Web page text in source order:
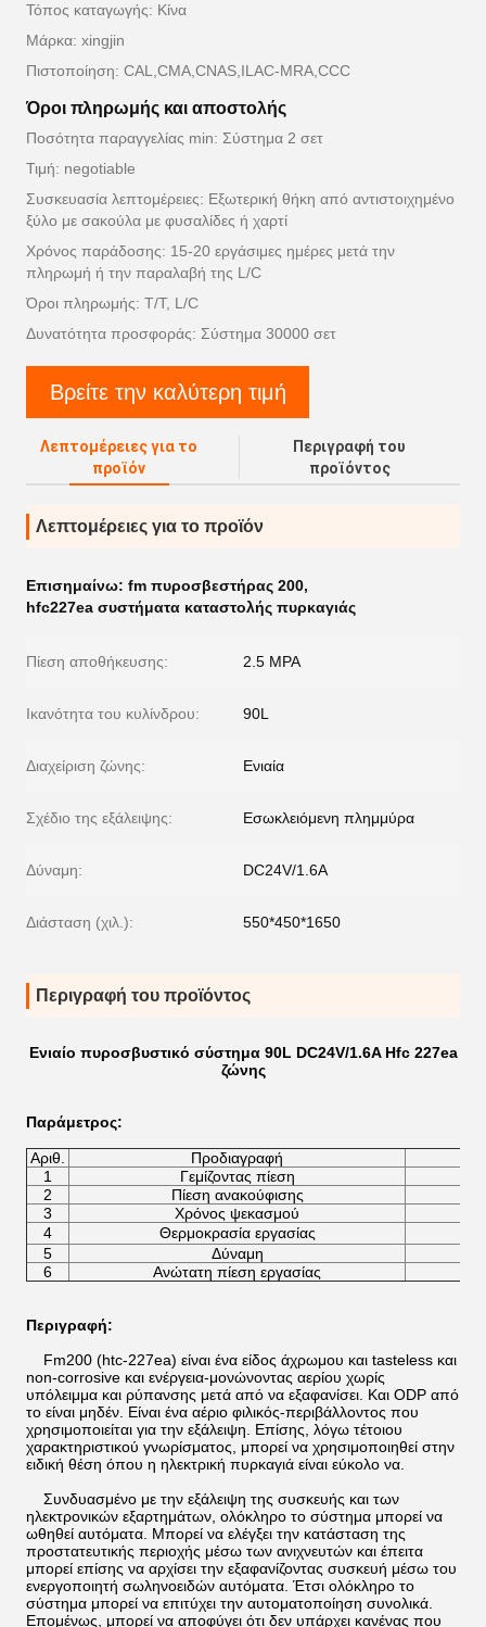
Τόπος καταγωγής: Κίνα
Μάρκα: xingjin
Πιστοποίηση: CAL,CMA,CNAS,ILAC-MRA,CCC
Όροι πληρωμής και αποστολής
Ποσότητα παραγγελίας min: Σύστημα 2 σετ
Τιμή: negotiable
Συσκευασία λεπτομέρειες: Εξωτερική θήκη από αντιστοιχημένο
ξύλο με σακούλα με φυσαλίδες ή χαρτί
Χρόνος παράδοσης: 15-20 εργάσιμες ημέρες μετά την
πληρωμή ή την παραλαβή της L/C
Όροι πληρωμής: T/T, L/C
Δυνατότητα προσφοράς: Σύστημα 30000 σετ
Βρείτε την καλύτερη τιμή
Λεπτομέρειες για το
προϊόν
Περιγραφή του
προϊόντος
Λεπτομέρειες για το προϊόν
Επισημαίνω: fm πυροσβεστήρας 200,
hfc227ea συστήματα καταστολής πυρκαγιάς
Πίεση αποθήκευσης: 2.5 MPA
Ικανότητα του κυλίνδρου: 90L
Διαχείριση ζώνης: Ενιαία
Σχέδιο της εξάλειψης: Εσωκλειόμενη πλημμύρα
Δύναμη: DC24V/1.6A
Διάσταση (χιλ.): 550*450*1650
Περιγραφή του προϊόντος
Ενιαίο πυροσβυστικό σύστημα 90L DC24V/1.6A Hfc 227ea
ζώνης
Παράμετρος:
Αριθ.
Προδιαγραφή
1
Γεμίζοντας πίεση
2
Πίεση ανακούφισης
3
Χρόνος ψεκασμού
4
Θερμοκρασία εργασίας
5
Δύναμη
6
Ανώτατη πίεση εργασίας
Περιγραφή:
Fm200 (htc-227ea) είναι ένα είδος άχρωμου και tasteless και
non-corrosive και ενέργεια-μονώνοντας αερίου χωρίς
υπόλειμμα και ρύπανσης μετά από να εξαφανίσει. Και ODP από
το είναι μηδέν. Είναι ένα αέριο φιλικός-περιβάλλοντος που
χρησιμοποιείται για την εξάλειψη. Επίσης, λόγω τέτοιου
χαρακτηριστικού γνωρίσματος, μπορεί να χρησιμοποιηθεί στην
ειδική θέση όπου η ηλεκτρική πυρκαγιά είναι εύκολο να.
Συνδυασμένο με την εξάλειψη της συσκευής και των
ηλεκτρονικών εξαρτημάτων, ολόκληρο το σύστημα μπορεί να
ωθηθεί αυτόματα. Μπορεί να ελέγξει την κατάσταση της
προστατευτικής περιοχής μέσω των ανιχνευτών και έπειτα
μπορεί επίσης να αρχίσει την εξαφανίζοντας συσκευή μέσω του
ενεργοποιητή σωληνοειδών αυτόματα. Έτσι ολόκληρο το
σύστημα μπορεί να επιτύχει την αυτοματοποίηση συνολικά.
Επομένως, μπορεί να αποφύγει ότι δεν υπάρχει κανένας που